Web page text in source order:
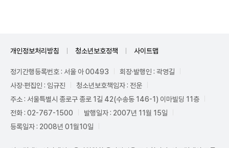
개인정보처리방침 청소년보호정책 사이트맵
정기간행등록번호 : 서울 아 00493
회장·발행인 : 곽영길
사장·편집인 : 임규진
청소년보호책임자 : 전운
주소 : 서울특별시 종로구 종로 1길 42(수송동 146-1) 이마빌딩 11층
전화 : 02-767-1500
발행일자 : 2007년 11월 15일
등록일자 : 2008년 01월10일